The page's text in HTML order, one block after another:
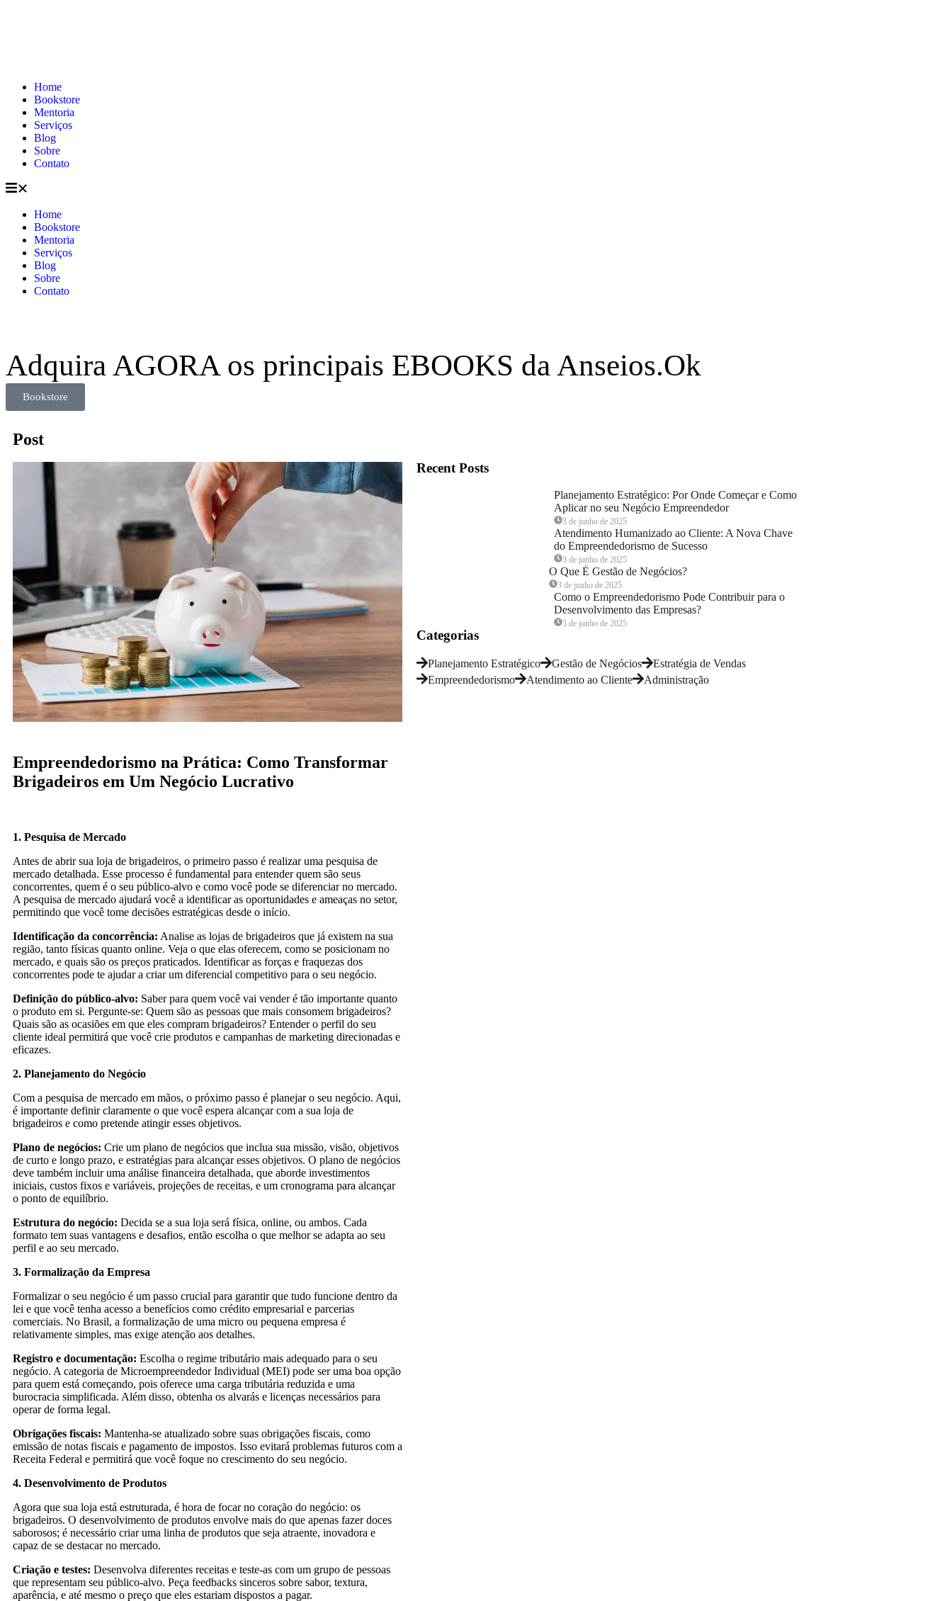
Home
Bookstore
Mentoria
Serviços
Blog
Sobre
Contato
Home
Bookstore
Mentoria
Serviços
Blog
Sobre
Contato
Adquira AGORA os principais EBOOKS da Anseios.Ok
Bookstore
Post
Empreendedorismo na Prática: Como Transformar
Brigadeiros em Um Negócio Lucrativo
1. Pesquisa de Mercado
Antes de abrir sua loja de brigadeiros, o primeiro passo é realizar uma pesquisa de
mercado detalhada. Esse processo é fundamental para entender quem são seus
concorrentes, quem é o seu público-alvo e como você pode se diferenciar no mercado.
A pesquisa de mercado ajudará você a identificar as oportunidades e ameaças no setor,
permitindo que você tome decisões estratégicas desde o início.
Identificação da concorrência: Analise as lojas de brigadeiros que já existem na sua
região, tanto físicas quanto online. Veja o que elas oferecem, como se posicionam no
mercado, e quais são os preços praticados. Identificar as forças e fraquezas dos
concorrentes pode te ajudar a criar um diferencial competitivo para o seu negócio.
Definição do público-alvo: Saber para quem você vai vender é tão importante quanto
o produto em si. Pergunte-se: Quem são as pessoas que mais consomem brigadeiros?
Quais são as ocasiões em que eles compram brigadeiros? Entender o perfil do seu
cliente ideal permitirá que você crie produtos e campanhas de marketing direcionadas e
eficazes.
2. Planejamento do Negócio
Com a pesquisa de mercado em mãos, o próximo passo é planejar o seu negócio. Aqui,
é importante definir claramente o que você espera alcançar com a sua loja de
brigadeiros e como pretende atingir esses objetivos.
Plano de negócios: Crie um plano de negócios que inclua sua missão, visão, objetivos
de curto e longo prazo, e estratégias para alcançar esses objetivos. O plano de negócios
deve também incluir uma análise financeira detalhada, que aborde investimentos
iniciais, custos fixos e variáveis, projeções de receitas, e um cronograma para alcançar
o ponto de equilíbrio.
Estrutura do negócio: Decida se a sua loja será física, online, ou ambos. Cada
formato tem suas vantagens e desafios, então escolha o que melhor se adapta ao seu
perfil e ao seu mercado.
3. Formalização da Empresa
Formalizar o seu negócio é um passo crucial para garantir que tudo funcione dentro da
lei e que você tenha acesso a benefícios como crédito empresarial e parcerias
comerciais. No Brasil, a formalização de uma micro ou pequena empresa é
relativamente simples, mas exige atenção aos detalhes.
Registro e documentação: Escolha o regime tributário mais adequado para o seu
negócio. A categoria de Microempreendedor Individual (MEI) pode ser uma boa opção
para quem está começando, pois oferece uma carga tributária reduzida e uma
burocracia simplificada. Além disso, obtenha os alvarás e licenças necessários para
operar de forma legal.
Obrigações fiscais: Mantenha-se atualizado sobre suas obrigações fiscais, como
emissão de notas fiscais e pagamento de impostos. Isso evitará problemas futuros com a
Receita Federal e permitirá que você foque no crescimento do seu negócio.
4. Desenvolvimento de Produtos
Agora que sua loja está estruturada, é hora de focar no coração do negócio: os
brigadeiros. O desenvolvimento de produtos envolve mais do que apenas fazer doces
saborosos; é necessário criar uma linha de produtos que seja atraente, inovadora e
capaz de se destacar no mercado.
Criação e testes: Desenvolva diferentes receitas e teste-as com um grupo de pessoas
que representam seu público-alvo. Peça feedbacks sinceros sobre sabor, textura,
aparência, e até mesmo o preço que eles estariam dispostos a pagar.
Recent Posts
Planejamento Estratégico: Por Onde Começar e Como
Aplicar no seu Negócio Empreendedor
3 de junho de 2025
Atendimento Humanizado ao Cliente: A Nova Chave
do Empreendedorismo de Sucesso
3 de junho de 2025
O Que É Gestão de Negócios?
3 de junho de 2025
Como o Empreendedorismo Pode Contribuir para o
Desenvolvimento das Empresas?
3 de junho de 2025
Categorias
Planejamento Estratégico Gestão de Negócios
Estratégia de Vendas
Empreendedorismo
Atendimento ao Cliente Administração